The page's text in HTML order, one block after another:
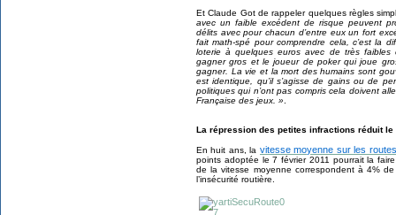
Et Claude Got de rappeler quelques règles
avec un faible excédent de risque peuvent
délits avec pour chacun d’entre eux un fort
fait math-spé pour comprendre cela, c’est la
loterie à quelques euros avec de très
gagner gros et le joueur de poker qui joue
gagner. La vie et la mort des humains sont
est identique, qu’il s’agisse de gains ou de
politiques qui n’ont pas compris cela doivent
Française des jeux. ».
La répression des petites infractions réduit
En huit ans, la vitesse moyenne sur les routes
points adoptée le 7 février 2011 pourrait la
de la vitesse moyenne correspondent à 4%
l’insécurité routière.